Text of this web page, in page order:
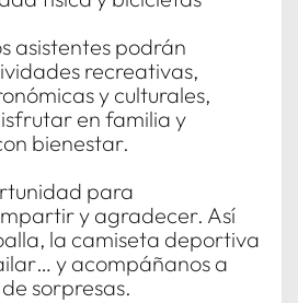
asistentes podrán
recreativas,
y culturales,
en familia y
bienestar.
para
y agradecer. Así
la camiseta deportiva
y acompáñanos a
sorpresas.